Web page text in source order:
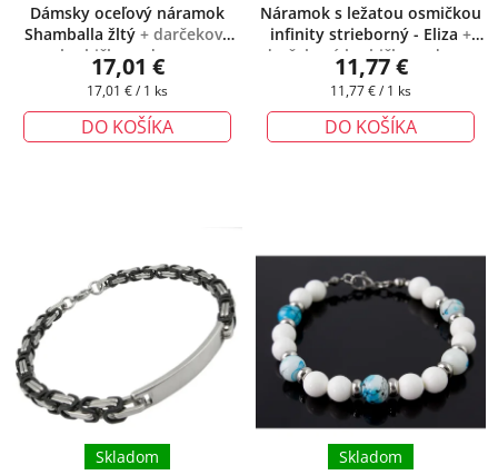
Dámsky oceľový náramok
Shamballa žltý + darčeková
krabička zadarmo
17,01 €
Jednotková
17,01 € / 1 ks
DO KOŠÍKA
Náramok s ležatou osmičkou
infinity strieborný - Eliza +
darčeková krabička zadarmo
11,77 €
Jednotková
11,77 € / 1 ks
DO KOŠÍKA
Skladom Skladom